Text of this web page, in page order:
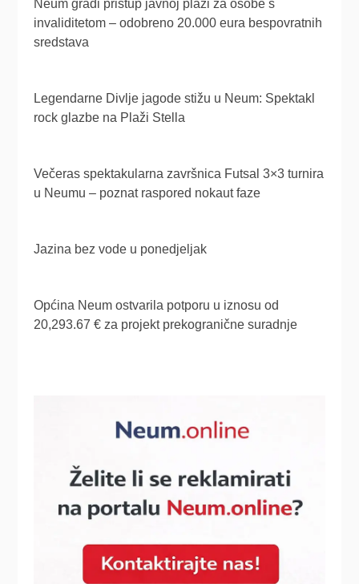
Neum gradi pristup javnoj plaži za osobe s
invaliditetom – odobreno 20.000 eura bespovratnih
sredstava
Legendarne Divlje jagode stižu u Neum: Spektakl
rock glazbe na Plaži Stella
Večeras spektakularna završnica Futsal 3×3 turnira
u Neumu – poznat raspored nokaut faze
Jazina bez vode u ponedjeljak
Općina Neum ostvarila potporu u iznosu od
20,293.67 € za projekt prekogranične suradnje